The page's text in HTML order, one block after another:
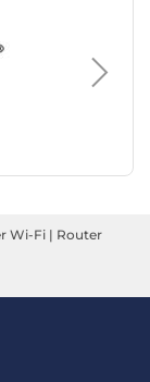
ASUS
Wi-Fi | Router